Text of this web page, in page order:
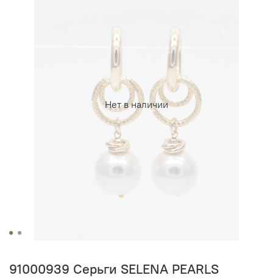
Нет в наличии
91000939 Серьги SELENA PEARLS